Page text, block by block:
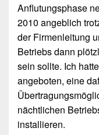
Anflutungsphase
2010 angeblich
der Firmenleitung
Betriebs dann
sein sollte. Ich
angeboten, eine
nächtlichen
installieren.